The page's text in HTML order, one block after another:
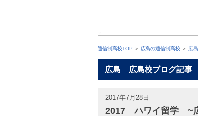
通信制高校TOP ＞ 広島の通信制高校 ＞ 広
広島 広島校ブログ記事
2017年7月28日
2017 ハワイ留学 ~